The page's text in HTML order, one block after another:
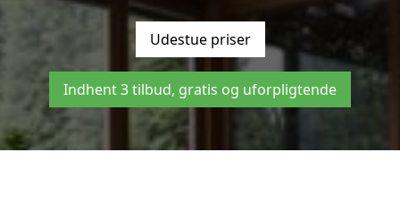
Udestue priser
Indhent 3 tilbud, gratis og uforpligtende